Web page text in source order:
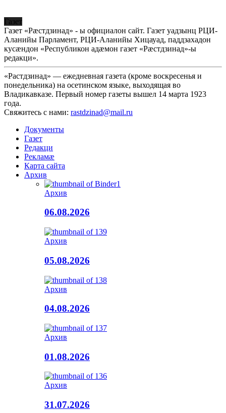
Газет
Газет «Рæстдзинад» - ы официалон сайт. Газет уадзынц РЦИ-
Аланийы Парламент, РЦИ-Аланийы Хицауад, паддзахадон
кусæндон «Республикон адæмон газет «Рæстдзинад»-ы
редакци».
«Растдзинад» — ежедневная газета (кроме воскресенья и
понедельника) на осетинском языке, выходящая во
Владикавказе. Первый номер газеты вышел 14 марта 1923
года.
Свяжитесь с нами: rastdzinad@mail.ru
Документы
Газет
Редакци
Рекламæ
Карта сайта
Архив
Архив
06.08.2026
Архив
05.08.2026
Архив
04.08.2026
Архив
01.08.2026
Архив
31.07.2026